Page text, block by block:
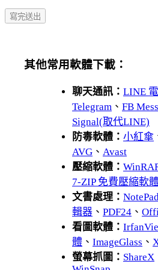
其他常用軟體下載：
聊天通訊： LINE
Telegram 、 FB
Signal(取代LINE)
防毒軟體： 小紅傘
AVG 、 Avast
壓縮軟體：
7-ZIP 免費壓縮軟
文書處理：
輯器 、 PDF24 、
看圖軟體：
體 、 ImageGlass 、
螢幕抓圖： ShareX